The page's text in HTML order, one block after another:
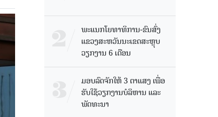
ພະແນກໂຍທາທິການ-ຂົນສົ່ງ
ແຂວງສະຫວັນນະເຂດສະຫຼຸບ
ວຽກງານ 6 ເດືອນ
ມອບລົດຈັກໃຫ້ 3 ຕາແສງ ເພື່ອ
ຮັບໃຊ້ວຽກງານບໍລິຫານ ແລະ
ພັດທະນາ